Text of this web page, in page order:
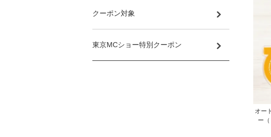
オー
ー
クーポン対象
東京MCショー特別クーポン